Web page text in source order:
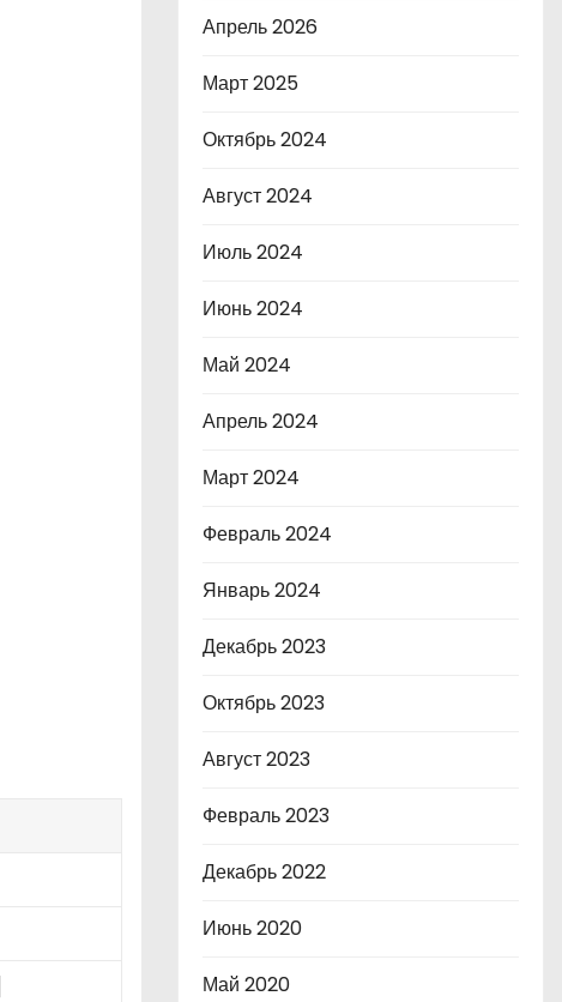
Апрель 2026
Март 2025
Октябрь 2024
Август 2024
Июль 2024
Июнь 2024
Май 2024
Апрель 2024
Март 2024
Февраль 2024
Январь 2024
Декабрь 2023
Октябрь 2023
Август 2023
Февраль 2023
Декабрь 2022
Июнь 2020
Май 2020